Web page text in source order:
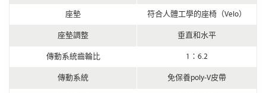
座墊 符合人體工學的座椅（Velo）
座墊調整 垂直和水平
傳動系統齒輪比 1：6.2
傳動系統 免保養poly-V皮帶